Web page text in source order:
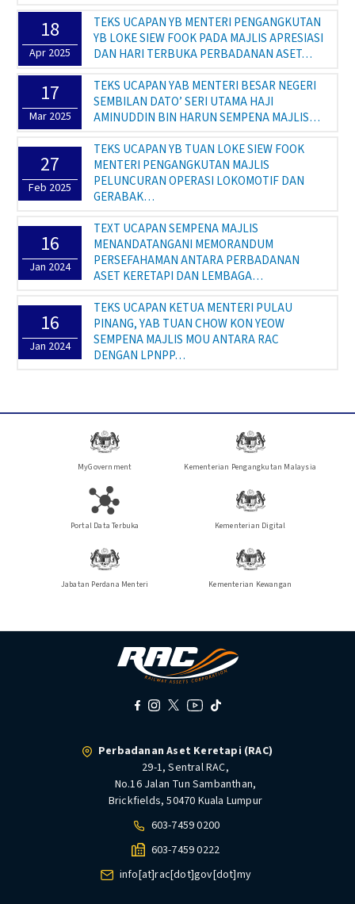
18
Apr 2025
TEKS UCAPAN YB MENTERI PENGANGKUTAN
YB LOKE SIEW FOOK PADA MAJLIS APRESIASI
DAN HARI TERBUKA PERBADANAN ASET…
17
Mar 2025
TEKS UCAPAN YAB MENTERI BESAR NEGERI
SEMBILAN DATO’ SERI UTAMA HAJI
AMINUDDIN BIN HARUN SEMPENA MAJLIS…
27
Feb 2025
TEKS UCAPAN YB TUAN LOKE SIEW FOOK
MENTERI PENGANGKUTAN MAJLIS
PELUNCURAN OPERASI LOKOMOTIF DAN
GERABAK…
16
Jan 2024
TEXT UCAPAN SEMPENA MAJLIS
MENANDATANGANI MEMORANDUM
PERSEFAHAMAN ANTARA PERBADANAN
ASET KERETAPI DAN LEMBAGA…
16
Jan 2024
TEKS UCAPAN KETUA MENTERI PULAU
PINANG, YAB TUAN CHOW KON YEOW
SEMPENA MAJLIS MOU ANTARA RAC
DENGAN LPNPP…
MyGovernment Kementerian Pengangkutan Malaysia
Portal Data Terbuka Kementerian Digital
Jabatan Perdana Menteri Kementerian Kewangan
Perbadanan Aset Keretapi (RAC)
29-1, Sentral RAC,
No.16 Jalan Tun Sambanthan,
Brickfields, 50470 Kuala Lumpur
603-7459 0200
603-7459 0222
info[at]rac[dot]gov[dot]my